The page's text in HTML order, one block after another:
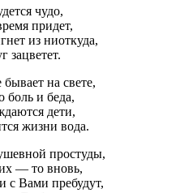
чудо,
придет,
из ниоткуда,
зацветет.
на свете,
боль и беда,
дети,
жизни вода.
простуды,
— то вновь,
с Вами пребудут,